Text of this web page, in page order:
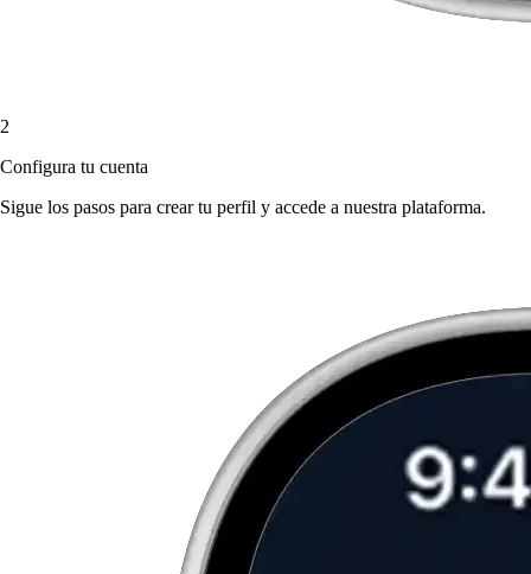
2
Configura tu cuenta
Sigue los pasos para crear tu perfil y accede a nuestra plataforma.